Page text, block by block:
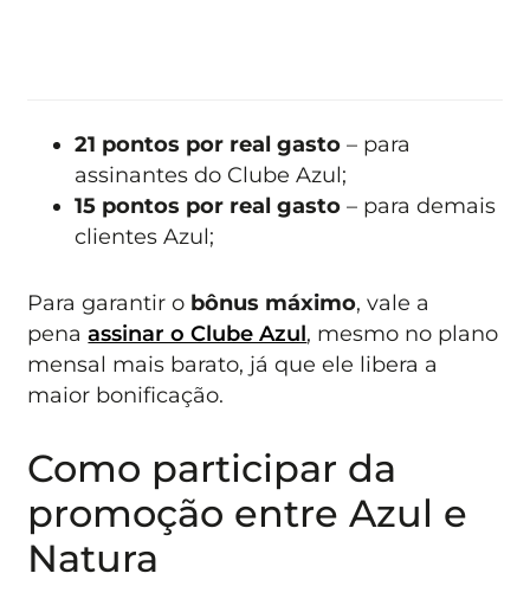
21 pontos por real gasto – para
assinantes do Clube Azul;
15 pontos por real gasto – para demais
clientes Azul;
Para garantir o bônus máximo, vale a
penaassinar o Clube Azul, mesmo no plano
mensal mais barato, já que ele libera a
maior bonificação.
Como participar da
promoção entre Azul e
Natura